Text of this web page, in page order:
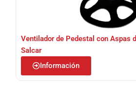
Ventilador de Pedestal con Aspas
Salcar
Información